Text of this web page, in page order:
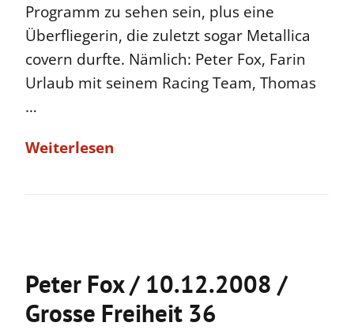
Programm zu sehen sein, plus eine
Überfliegerin, die zuletzt sogar Metallica
covern durfte. Nämlich: Peter Fox, Farin
Urlaub mit seinem Racing Team, Thomas
…
Weiterlesen
Peter Fox / 10.12.2008 /
Grosse Freiheit 36